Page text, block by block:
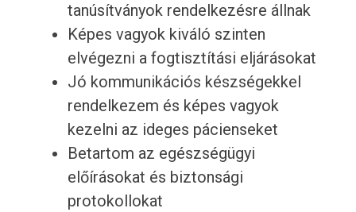
tanúsítványok rendelkezésre állnak
Képes vagyok kiváló szinten
elvégezni a fogtisztítási eljárásokat
Jó kommunikációs készségekkel
rendelkezem és képes vagyok
kezelni az ideges pácienseket
Betartom az egészségügyi
előírásokat és biztonsági
protokollokat